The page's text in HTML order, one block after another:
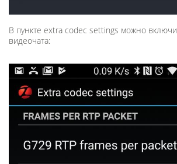
В пункте extra codec settings можно
видеочата: